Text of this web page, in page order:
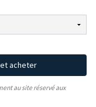
acheter
au site réservé aux